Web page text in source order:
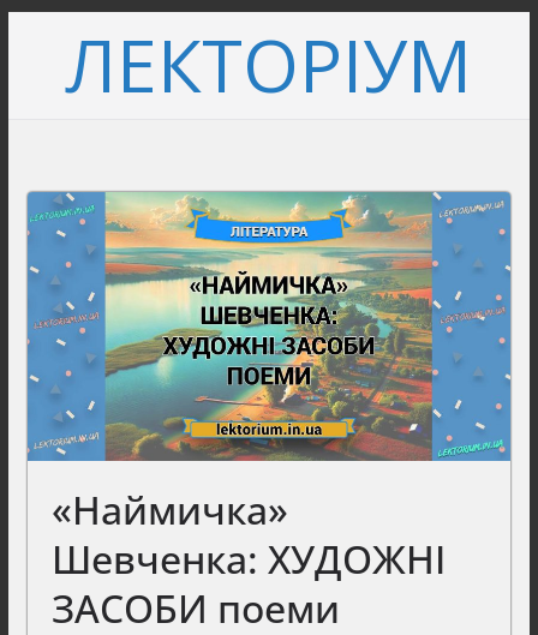
вмістуЛЕКТОРІУМ
«Наймичка»
Шевченка: ХУДОЖНІ
ЗАСОБИ поеми